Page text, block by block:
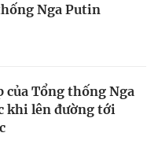
Nga Putin
của Tổng thống Nga
khi lên đường tới